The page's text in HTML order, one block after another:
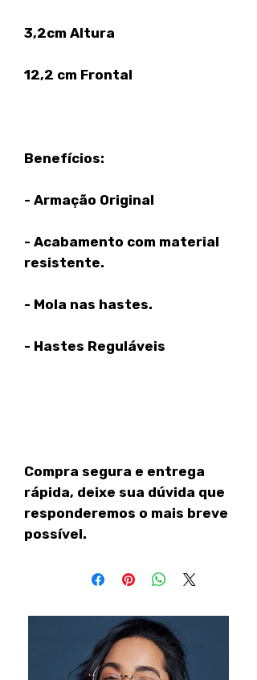
3,2cm Altura
12,2 cm Frontal
Benefícios:
- Armação Original
- Acabamento com material
resistente.
- Mola nas hastes.
- Hastes Reguláveis
Compra segura e entrega
rápida, deixe sua dúvida que
responderemos o mais breve
possível.